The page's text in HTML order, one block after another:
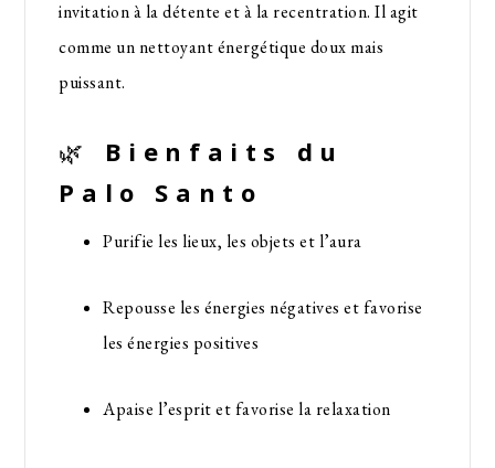
invitation à la détente et à la recentration. Il agit
comme un nettoyant énergétique doux mais
puissant.
🌿 Bienfaits du
Palo Santo
Purifie les lieux, les objets et l’aura
Repousse les énergies négatives et favorise
les énergies positives
Apaise l’esprit et favorise la relaxation